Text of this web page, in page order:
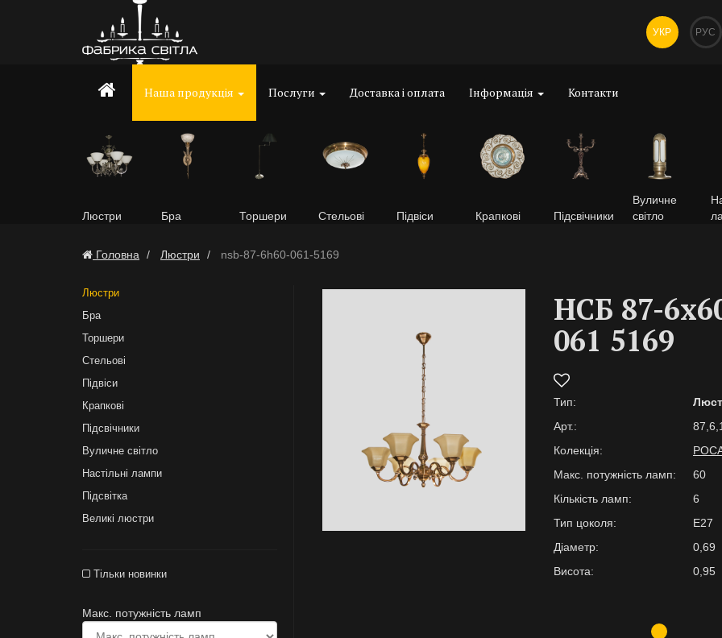
УКР РУС
Наша продукція Послуги Доставка і оплата Інформація Контакти
Люстри Бра Торшери Стельові Підвіси Крапкові Підсвічники
Вуличне
світло
Головна Люстри nsb-87-6h60-061-5169
Люстри
Бра
Торшери
Стельові
Підвіси
Крапкові
Підсвічники
Вуличне світло
Настільні лампи
Підсвітка
Великі люстри
Тільки новинки
Макс. потужність ламп
НСБ 87-
061 5169
Тип:
Арт.:
Колекція:
Макс. потужність ламп:
60
Кількість ламп:
6
Тип цоколя:
E27
Діаметр:
0,69
Висота:
0,95